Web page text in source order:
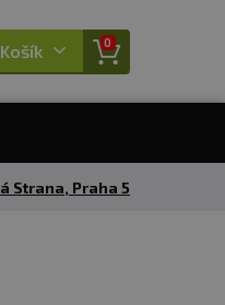
Košík 0
Strana, Praha 5